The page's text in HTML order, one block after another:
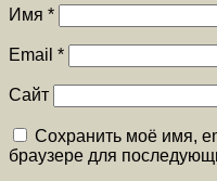
Имя *
Email *
Сайт
Сохранить моё имя,
браузере для